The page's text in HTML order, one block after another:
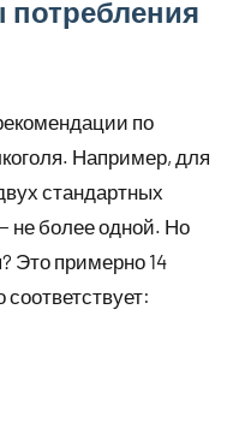
по
Например, для
стандартных
не более одной. Но
Это примерно 14
соответствует: